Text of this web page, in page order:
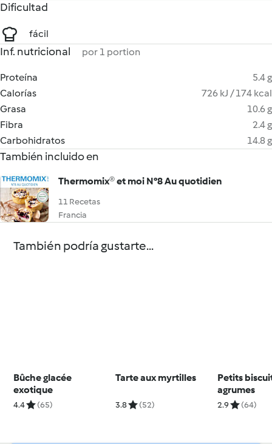
Dificultad
fácil
Inf. nutricional por 1 portion
Proteína
5.4 g
Calorías
726 kJ / 174 kcal
Grasa
10.6 g
Fibra
2.4 g
Carbohidratos
14.8 g
También incluido en
Thermomix® et moi N°8 Au quotidien
11 Recetas
Francia
También podría gustarte...
Bûche glacée
exotique
4.4 (65)
Tarte aux myrtilles
3.8 (52)
Petits
agrumes
2.9 (64)